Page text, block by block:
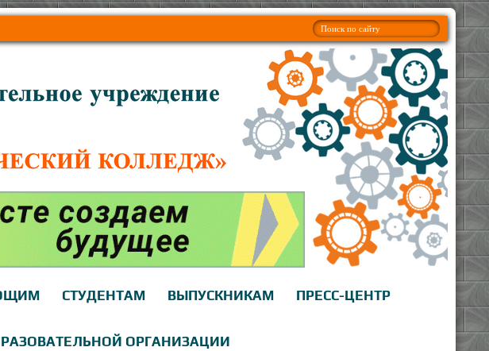
СТУДЕНТАМ ВЫПУСКНИКАМ ПРЕСС-ЦЕНТР
ОРГАНИЗАЦИИ